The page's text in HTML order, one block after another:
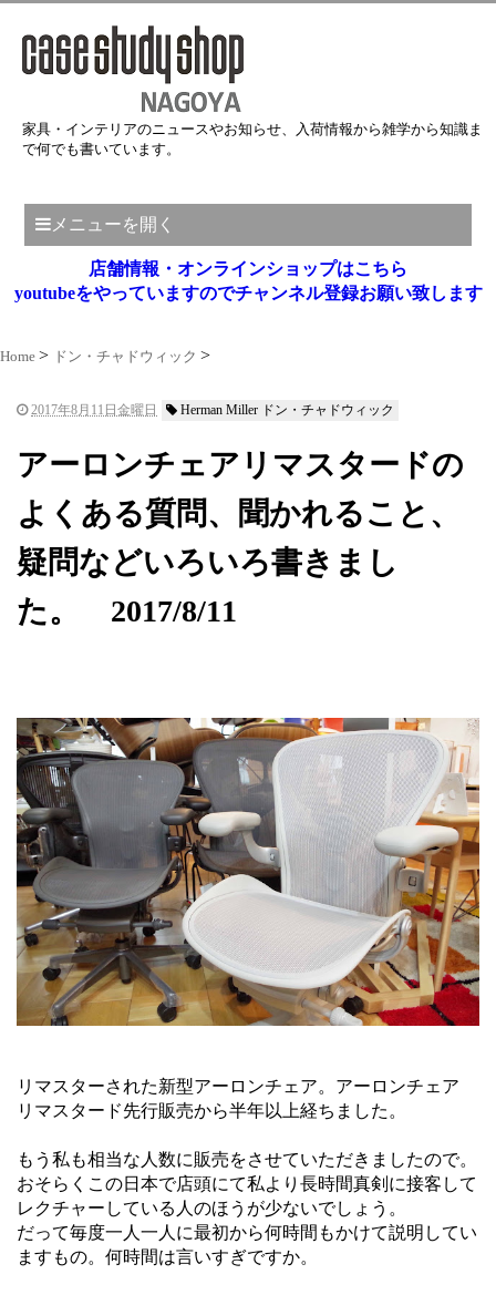
家具・インテリアのニュースやお知らせ、入荷情報から雑学から知識ま
で何でも書いています。
メニューを開く
店舗情報・オンラインショップはこちら
youtubeをやっていますのでチャンネル登録お願い致します
Home ドン・チャドウィック
2017年8月11日金曜日 Herman Miller ドン・チャドウィック
アーロンチェアリマスタードの
よくある質問、聞かれること、
疑問などいろいろ書きまし
た。 2017/8/11
リマスターされた新型アーロンチェア。アーロンチェア
リマスタード先行販売から半年以上経ちました。
もう私も相当な人数に販売をさせていただきましたので。
おそらくこの日本で店頭にて私より長時間真剣に接客して
レクチャーしている人のほうが少ないでしょう。
だって毎度一人一人に最初から何時間もかけて説明してい
ますもの。何時間は言いすぎですか。